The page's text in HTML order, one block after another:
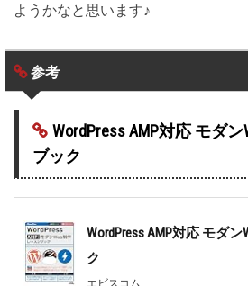
ようかなと思います♪
参考
WordPress AMP対応 モダ
ブック
WordPress AMP対応 モダ
ク
エビスコム